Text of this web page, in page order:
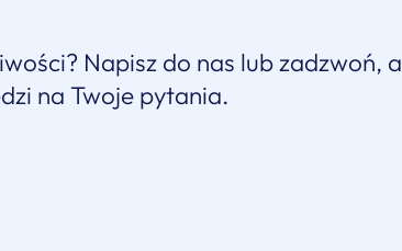
Napisz do nas lub zadzwoń, a
na Twoje pytania.